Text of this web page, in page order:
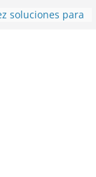
soluciones para
taller para
en procesos
Escudo cinco
de 24 horas
en Campaña